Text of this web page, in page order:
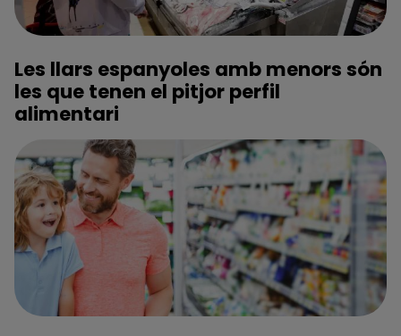
Les llars espanyoles amb menors són
les que tenen el pitjor perfil
alimentari